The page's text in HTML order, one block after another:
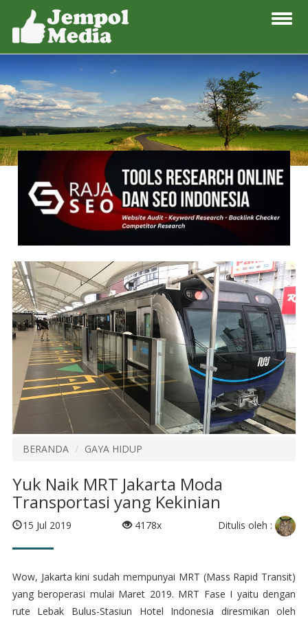
BERANDA GAYA HIDUP
Yuk Naik MRT Jakarta Moda
Transportasi yang Kekinian
15 Jul 2019 4178x Ditulis oleh :
Wow, Jakarta kini sudah mempunyai MRT (Mass Rapid Transit)
yang beroperasi mulai Maret 2019. MRT Fase I yaitu dengan
rute Lebak Bulus-Stasiun Hotel Indonesia diresmikan oleh